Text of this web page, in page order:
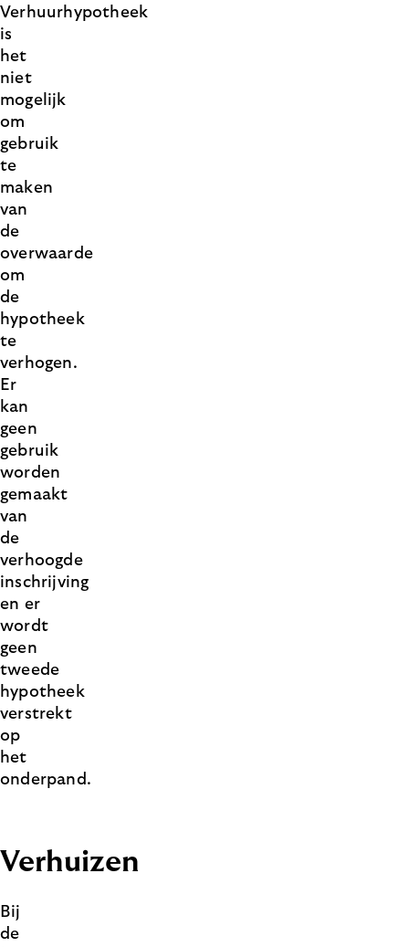
Verhuurhypotheek
is
het
niet
mogelijk
om
gebruik
te
maken
van
de
overwaarde
om
de
hypotheek
te
verhogen.
Er
kan
geen
gebruik
worden
gemaakt
van
de
verhoogde
inschrijving
en er
wordt
geen
tweede
hypotheek
verstrekt
op
het
onderpand.
Verhuizen
Bij
de